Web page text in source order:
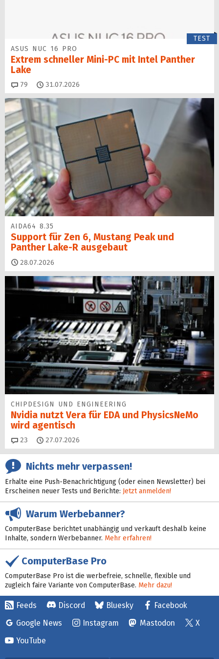
TEST
ASUS NUC 16 PRO
Extrem schneller Mini-PC mit Intel Panther
Lake
79 Kommentare
31.07.2026
AIDA64 8.35
Support für Zen 6, Mustang Peak und
Panther Lake-R ausgebaut
28.07.2026
CHIPDESIGN UND ENGINEERING
Nvidia nutzt Vera für EDA und PhysicsNeMo
wird agentisch
23 Kommentare
27.07.2026
Nichts mehr verpassen!
Erhalte eine Push-Benachrichtigung (oder einen Newsletter) bei
Erscheinen neuer Tests und Berichte: Jetzt anmelden!
Warum Werbebanner?
ComputerBase berichtet unabhängig und verkauft deshalb keine
Inhalte, sondern Werbebanner. Mehr erfahren!
ComputerBase Pro
ComputerBase Pro ist die werbefreie, schnelle, flexible und
zugleich faire Variante von ComputerBase. Mehr dazu!
Feeds Discord Bluesky
Facebook
Google News
Instagram Mastodon
X
YouTube